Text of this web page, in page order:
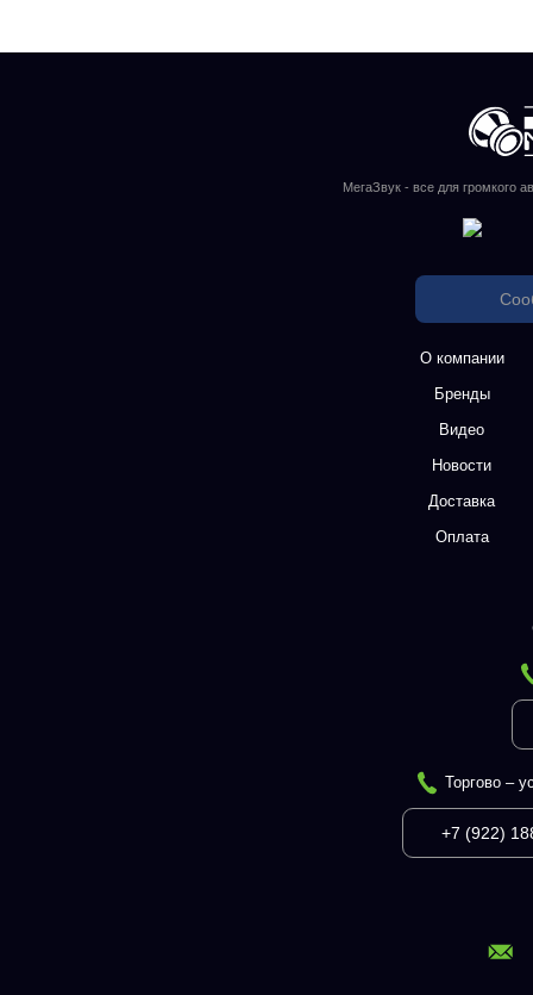
МегаЗвук - все для громкого
О компании
Бренды
Видео
Новости
Доставка
Оплата
Торгово –
+7 (922)